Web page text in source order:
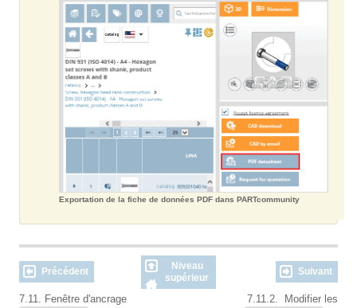
Exportation de la fiche de données PDF dans PARTcommunity
Précédent
Niveau
supérieur
Suivant
7.11. Fenêtre d'ancrage 7.11.2. Modifier les